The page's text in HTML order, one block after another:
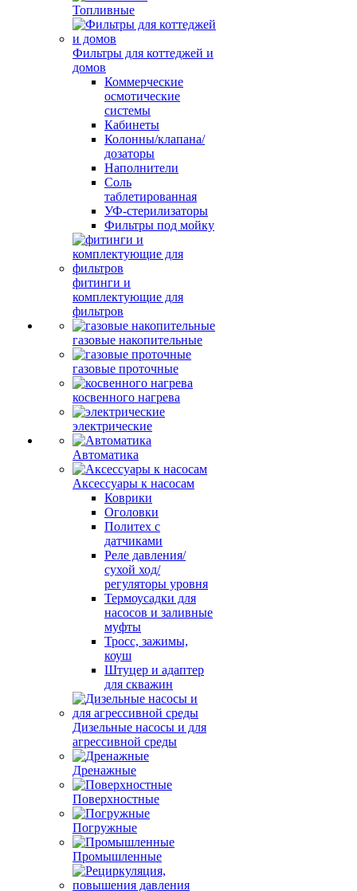
Топливные
Фильтры для коттеджей и
домов
Коммерческие
осмотические
системы
Кабинеты
Колонны/клапана/
дозаторы
Наполнители
Соль
таблетированная
УФ-стерилизаторы
Фильтры под мойку
фитинги и
комплектующие для
фильтров
газовые накопительные
газовые проточные
косвенного нагрева
электрические
Автоматика
Аксессуары к насосам
Коврики
Оголовки
Политех с
датчиками
Реле давления/
сухой ход/
регуляторы уровня
Термоусадки для
насосов и заливные
муфты
Тросс, зажимы,
коуш
Штуцер и адаптер
для скважин
Дизельные насосы и для
агрессивной среды
Дренажные
Поверхностные
Погружные
Промышленные